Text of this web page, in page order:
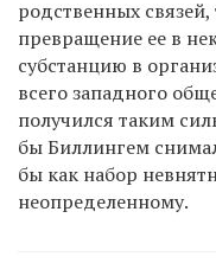
родственных
превращение ее в
субстанцию в
всего западного
получился таким
бы Биллингем
бы как набор
неопределенному.